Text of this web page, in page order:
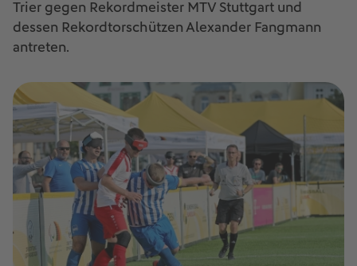
Trier gegen Rekordmeister MTV Stuttgart und
dessen Rekordtorschützen Alexander Fangmann
antreten.